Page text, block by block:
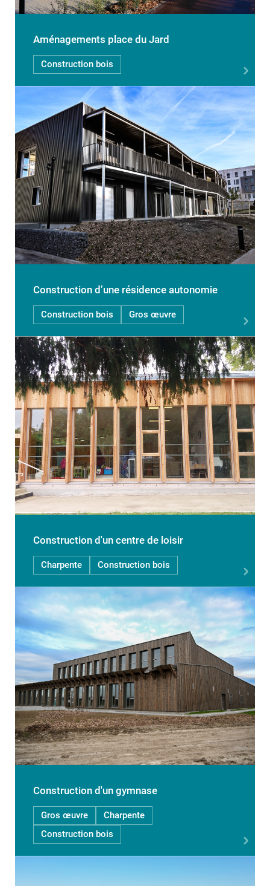
Aménagements place du Jard
Construction bois
Construction d’une résidence autonomie
Construction bois Gros œuvre
Construction d'un centre de loisir
Charpente Construction bois
Construction d'un gymnase
Gros œuvre
Charpente
Construction bois